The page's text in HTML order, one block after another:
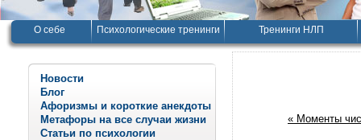
О себе Психологические тренинги Тренинги НЛП
Новости
Блог
Афоризмы и короткие анекдоты
Метафоры на все случаи жизни
Статьи по психологии
« Моменты